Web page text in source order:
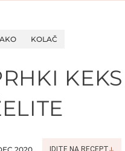
KOLAČ
IDITE NA RECEPT